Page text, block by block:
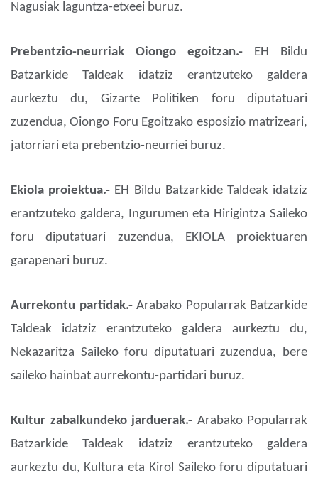
Nagusiak laguntza-etxeei buruz.
Prebentzio-neurriak Oiongo egoitzan.- EH Bildu
Batzarkide Taldeak idatziz erantzuteko galdera
aurkeztu du, Gizarte Politiken foru diputatuari
zuzendua, Oiongo Foru Egoitzako esposizio matrizeari,
jatorriari eta prebentzio-neurriei buruz.
Ekiola proiektua.- EH Bildu Batzarkide Taldeak idatziz
erantzuteko galdera, Ingurumen eta Hirigintza Saileko
foru diputatuari zuzendua, EKIOLA proiektuaren
garapenari buruz.
Aurrekontu partidak.- Arabako Popularrak Batzarkide
Taldeak idatziz erantzuteko galdera aurkeztu du,
Nekazaritza Saileko foru diputatuari zuzendua, bere
saileko hainbat aurrekontu-partidari buruz.
Kultur zabalkundeko jarduerak.- Arabako Popularrak
Batzarkide Taldeak idatziz erantzuteko galdera
aurkeztu du, Kultura eta Kirol Saileko foru diputatuari